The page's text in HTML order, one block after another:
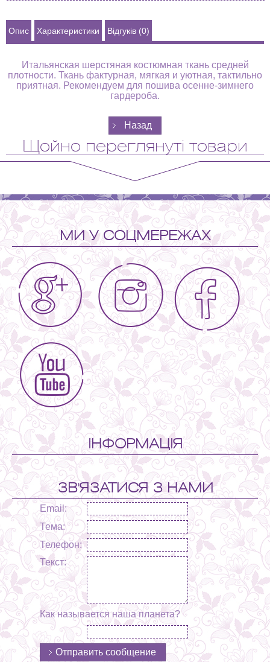
Опис Характеристики Відгуків (0)
Итальянская шерстяная костюмная ткань средней
плотности. Ткань фактурная, мягкая и уютная, тактильно
приятная. Рекомендуем для пошива осенне-зимнего
гардероба.
Щойно переглянуті товари
МИ У СОЦМЕРЕЖАХ
ІНФОРМАЦІЯ
ЗВ'ЯЗАТИСЯ З НАМИ
Email:
Тема:
Телефон:
Текст:
Как называется наша планета?